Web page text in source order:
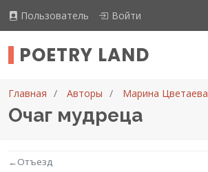
Пользователь Войти
POETRY LAND
Главная Авторы Марина Цветаева
Очаг мудреца
←Отъезд